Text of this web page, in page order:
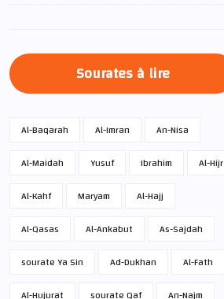
Sourates à lire
Al-Baqarah Al-Imran
An-Nisa
Al-Maidah
Yusuf Ibrahim
Al-Hijr
Al-Kahf
Maryam
Al-Hajj
Al-Qasas
Al-Ankabut
As-Sajdah
sourate Ya Sin
Ad-Dukhan
Al-Fath
Al-Hujurat
sourate Qaf
An-Najm